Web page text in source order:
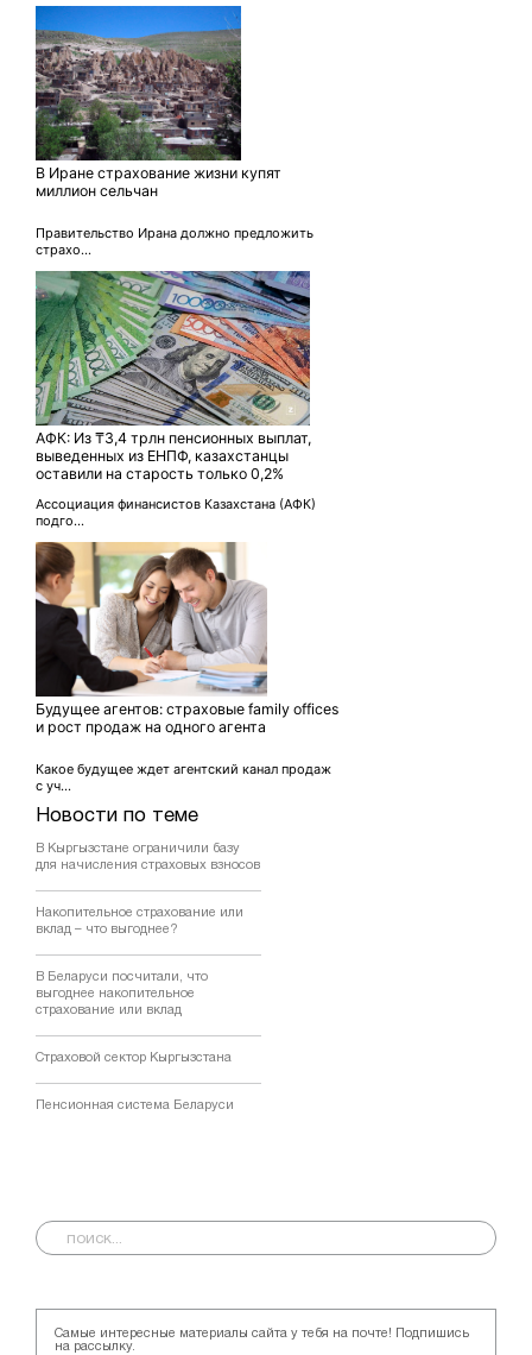
Новости по теме
В Кыргызстане ограничили базу
для начисления страховых взносов
Накопительное страхование или
вклад – что выгоднее?
В Беларуси посчитали, что
выгоднее накопительное
страхование или вклад
Страховой сектор Кыргызстана
Пенсионная система Беларуси
В Иране страхование жизни купят
миллион сельчан
Правительство Ирана должно предложить
страхо...
АФК: Из ₸3,4 трлн пенсионных выплат,
выведенных из ЕНПФ, казахстанцы
оставили на старость только 0,2%
Ассоциация финансистов Казахстана (АФК)
подго...
Будущее агентов: страховые family offices
и рост продаж на одного агента
Какое будущее ждет агентский канал продаж
с уч...
Самые интересные материалы сайта у тебя на почте! Подпишись
на рассылку.